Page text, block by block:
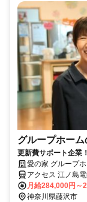
グループホー
更新費サポート企業
護の専門会社で実績
愛の家 グループ
アクセス 江ノ島
分、江ノ島電鉄
車、徒歩5分
月給284,000円～
神奈川県藤沢市